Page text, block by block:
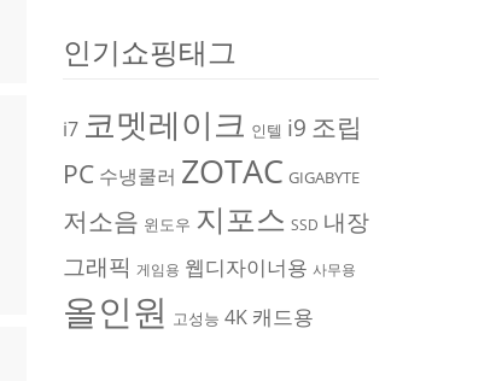
인기쇼핑태그
i7 코멧레이크 인텔 i9 조립
PC 수냉쿨러 ZOTAC GIGABYTE
저소음 윈도우 지포스 SSD 내장
그래픽 게임용 웹디자이너용 사무용
올인원 고성능 4K 캐드용